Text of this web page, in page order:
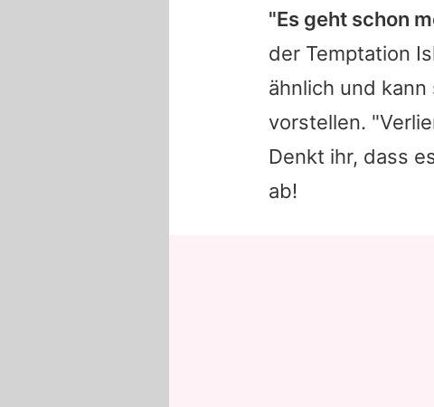
"Es geht schon
der Temptation
ähnlich und
vorstellen.
Denkt ihr, dass
ab!